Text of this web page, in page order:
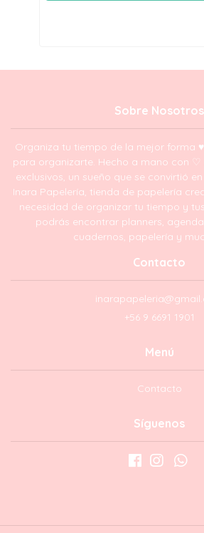
Sobre Nosotros
Organiza tu tiempo de la mejor forma
para organizarte. Hecho a mano con ♡
exclusivos, un sueño que se convirtió
Inara Papelería, tienda de papelería
necesidad de organizar tu tiempo y
podrás encontrar planners,
cuadernos, papelería y
Contacto
+56 9 6691 1901
Menú
Contacto
Síguenos